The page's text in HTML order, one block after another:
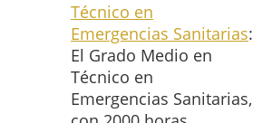
Técnico en
Emergencias Sanitarias:
El Grado Medio en
Técnico en
Emergencias Sanitarias,